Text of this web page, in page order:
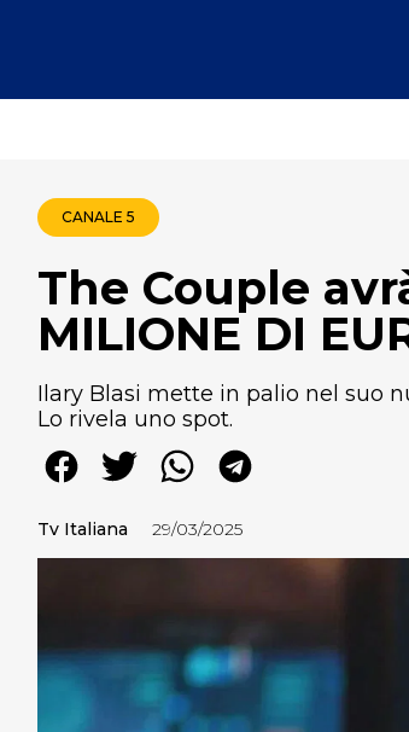
CANALE 5
The Couple
MILIONE DI
Ilary Blasi mette in palio nel suo
Lo rivela uno spot.
Tv Italiana 29/03/2025